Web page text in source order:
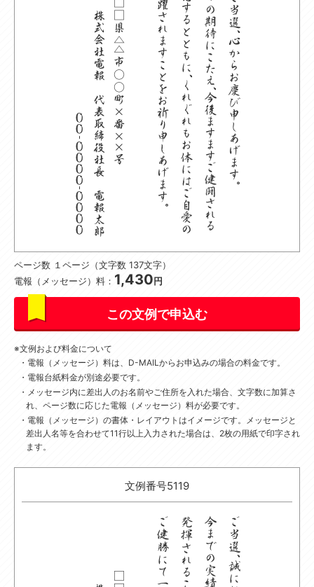
ページ数 １ページ（文字数 137文字）
電報（メッセージ）料： 1,430円
この文例で申込む
文例および料金について
電報（メッセージ）料は、D-MAILからお申込みの場合の料金です。
電報台紙料金が別途必要です。
メッセージ内に差出人のお名前やご住所を入れた場合、文字数に加算さ
れ、ページ数に応じた電報（メッセージ）料が必要です。
電報（メッセージ）の書体・レイアウトはイメージです。
メッセージと
差出人名等を合わせて11行以上入力された場合は、2枚の用紙で印字され
ます。
文例番号5119